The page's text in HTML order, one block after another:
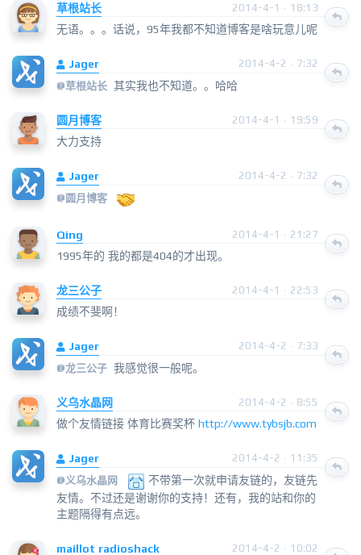
草根站长 2014-4-1 · 18:13
无语。。。话说，95年我都不知道博客是啥玩意儿呢
Jager
2014-4-2 · 7:32
@草根站长 其实我也不知道。。哈哈
圆月博客 2014-4-1 · 19:59
大力支持
Jager
2014-4-2 · 7:32
@ 圆月博客
Qing 2014-4-1 · 21:27
1995年的 我的都是404的才出现。
龙三公子 2014-4-1 · 22:53
成绩不斐啊！
Jager
2014-4-2 · 7:33
@龙三公子 我感觉很一般呢。
义乌水晶网 2014-4-2 · 8:55
做个友情链接 体育比赛奖杯 http://www.tybsjb.com
Jager
2014-4-2 · 11:35
@ 义乌水晶网
不带第一次就申请友链的，友链先
友情。不过还是谢谢你的支持！还有，我的站和你的
主题隔得有点远。
maillot radioshack 2014-4-2 · 10:02